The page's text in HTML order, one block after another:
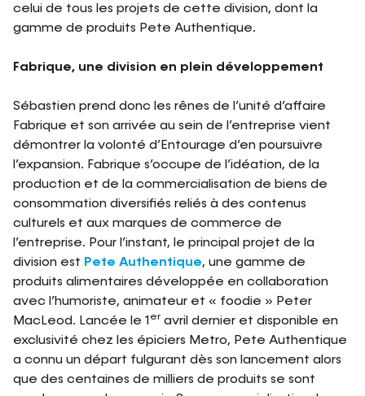
celui de tous les projets de cette division, dont la
gamme de produits Pete Authentique.
Fabrique, une division en plein développement
Sébastien prend donc les rênes de l’unité d’affaire
Fabrique et son arrivée au sein de l’entreprise vient
démontrer la volonté d’Entourage d’en poursuivre
l’expansion. Fabrique s’occupe de l’idéation, de la
production et de la commercialisation de biens de
consommation diversifiés reliés à des contenus
culturels et aux marques de commerce de
l’entreprise. Pour l’instant, le principal projet de la
division est Pete Authentique, une gamme de
produits alimentaires développée en collaboration
avec l’humoriste, animateur et « foodie » Peter
MacLeod. Lancée le 1er avril dernier et disponible en
exclusivité chez les épiciers Metro, Pete Authentique
a connu un départ fulgurant dès son lancement alors
que des centaines de milliers de produits se sont